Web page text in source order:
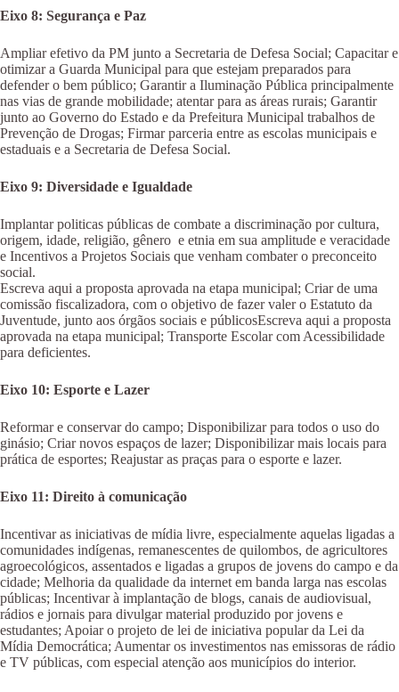
Eixo 8: Segurança e Paz
Ampliar efetivo da PM junto a Secretaria de Defesa Social; Capacitar e
otimizar a Guarda Municipal para que estejam preparados para
defender o bem público; Garantir a Iluminação Pública principalmente
nas vias de grande mobilidade; atentar para as áreas rurais; Garantir
junto ao Governo do Estado e da Prefeitura Municipal trabalhos de
Prevenção de Drogas; Firmar parceria entre as escolas municipais e
estaduais e a Secretaria de Defesa Social.
Eixo 9: Diversidade e Igualdade
Implantar politicas públicas de combate a discriminação por cultura,
origem, idade, religião, gênero e etnia em sua amplitude e veracidade
e Incentivos a Projetos Sociais que venham combater o preconceito
social.
Escreva aqui a proposta aprovada na etapa municipal; Criar de uma
comissão fiscalizadora, com o objetivo de fazer valer o Estatuto da
Juventude, junto aos órgãos sociais e públicosEscreva aqui a proposta
aprovada na etapa municipal; Transporte Escolar com Acessibilidade
para deficientes.
Eixo 10: Esporte e Lazer
Reformar e conservar do campo; Disponibilizar para todos o uso do
ginásio; Criar novos espaços de lazer; Disponibilizar mais locais para
prática de esportes; Reajustar as praças para o esporte e lazer.
Eixo 11: Direito à comunicação
Incentivar as iniciativas de mídia livre, especialmente aquelas ligadas a
comunidades indígenas, remanescentes de quilombos, de agricultores
agroecológicos, assentados e ligadas a grupos de jovens do campo e da
cidade; Melhoria da qualidade da internet em banda larga nas escolas
públicas; Incentivar à implantação de blogs, canais de audiovisual,
rádios e jornais para divulgar material produzido por jovens e
estudantes; Apoiar o projeto de lei de iniciativa popular da Lei da
Mídia Democrática; Aumentar os investimentos nas emissoras de rádio
e TV públicas, com especial atenção aos municípios do interior.